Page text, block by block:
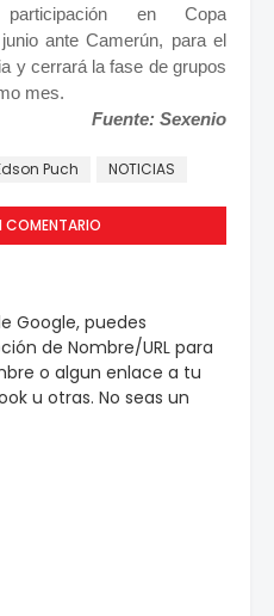
en Copa
ante Camerún, para el
y cerrará la fase de grupos
mes.
Fuente: Sexenio
Puch NOTICIAS
COMENTARIO
Google, puedes
de Nombre/URL para
o algun enlace a tu
u otras. No seas un